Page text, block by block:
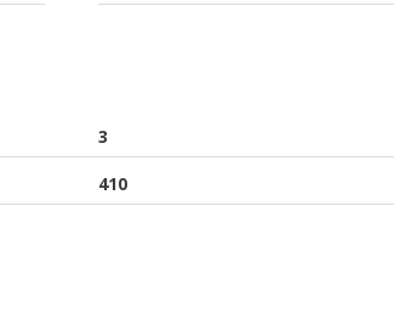
3
410